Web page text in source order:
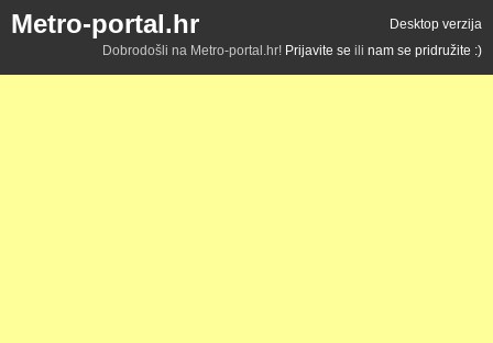
Metro-portal.hr
Desktop verzija
Dobrodošli na Metro-portal.hr! Prijavite se ili nam se pridružite :)